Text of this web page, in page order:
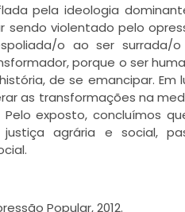
pela ideologia
sendo violentado pelo
o ao ser surrada/o
porque o ser
de se emancipar. Em
as transformações na
exposto, concluímos
agrária e social,
Popular, 2012.